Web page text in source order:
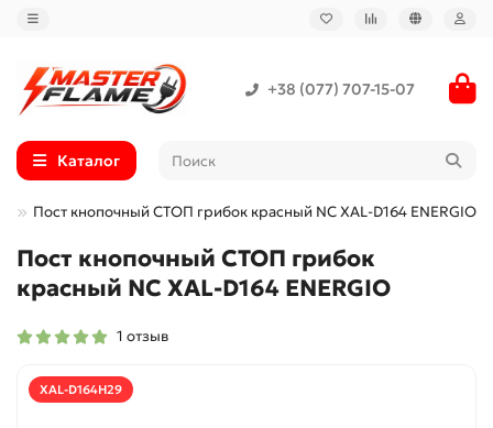
+38 (077) 707-15-07
Каталог
Пост кнопочный СТОП грибок красный NC XAL-D164 ENERGIO
Пост кнопочный СТОП грибок
красный NC XAL-D164 ENERGIO
1 отзыв
XAL-D164H29